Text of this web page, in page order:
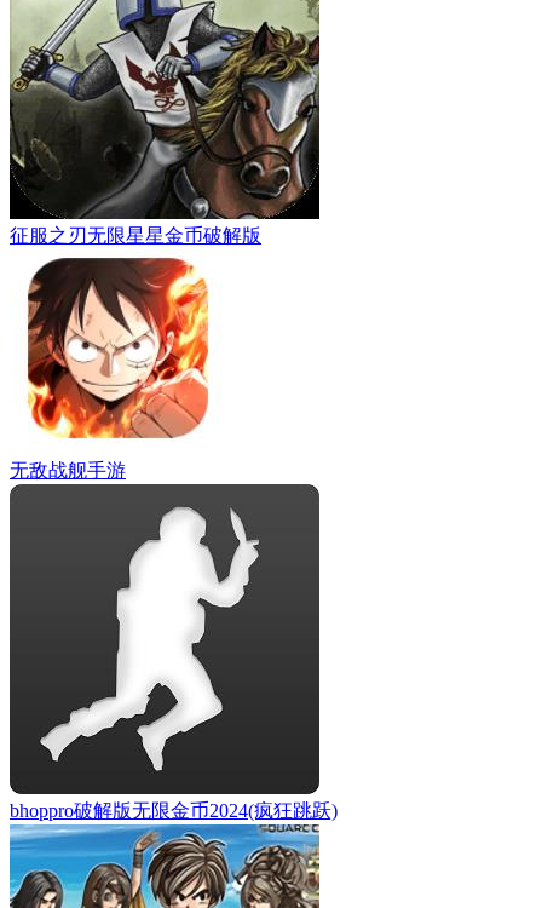
征服之刃无限星星金币破解版
无敌战舰手游
bhoppro破解版无限金币2024(疯狂跳跃)